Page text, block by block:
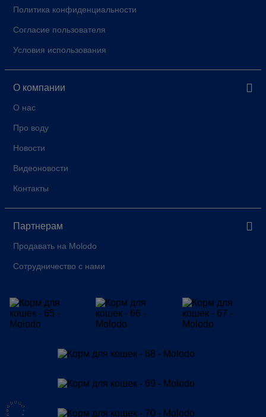
Политика конфиденциальности
Согласие пользователя
Условия использования
О компании
О нас
Про воду
Новости
Видеоновости
Контакты
Партнерам
Продавать на Molodo
Сотрудничество с нами